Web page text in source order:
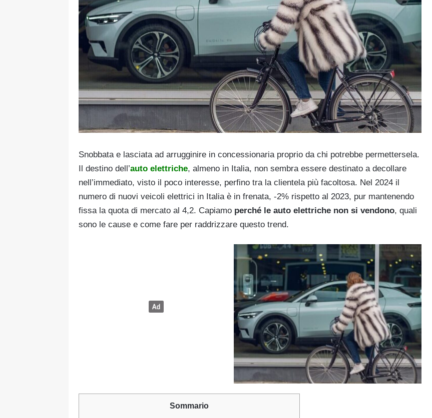
Snobbata e lasciata ad arrugginire in concessionaria proprio da chi potrebbe permettersela.
Il destino dell’auto elettriche, almeno in Italia, non sembra essere destinato a decollare
nell’immediato, visto il poco interesse, perfino tra la clientela più facoltosa. Nel 2024 il
numero di nuovi veicoli elettrici in Italia è in frenata, -2% rispetto al 2023, pur mantenendo
fissa la quota di mercato al 4,2. Capiamo perché le auto elettriche non si vendono, quali
sono le cause e come fare per raddrizzare questo trend.
Sommario